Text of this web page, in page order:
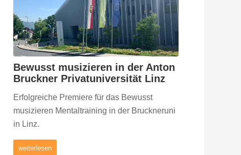
Bewusst musizieren in der Anton
Bruckner Privatuniversität Linz
Erfolgreiche Premiere für das Bewusst
musizieren Mentaltraining in der Bruckneruni
in Linz.
weiterlesen